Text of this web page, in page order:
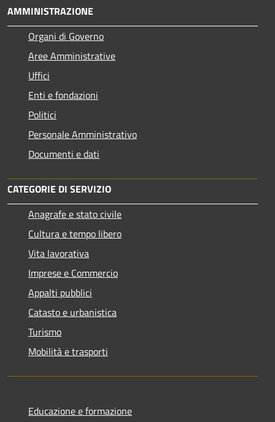
AMMINISTRAZIONE
Organi di Governo
Aree Amministrative
Uffici
Enti e fondazioni
Politici
Personale Amministrativo
Documenti e dati
CATEGORIE DI SERVIZIO
Anagrafe e stato civile
Cultura e tempo libero
Vita lavorativa
Imprese e Commercio
Appalti pubblici
Catasto e urbanistica
Turismo
Mobilità e trasporti
Educazione e formazione